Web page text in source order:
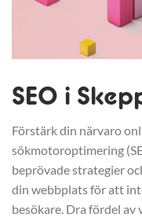
SEO i
Förstärk din närvaro
sökmotoroptimering
beprövade strategier
din webbplats för att
besökare. Dra fördel av